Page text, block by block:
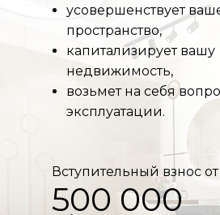
500 000
Вступительный взнос от
усовершенствует
пространство,
капитализирует вашу
недвижимость,
возьмет на себя
эксплуатации.